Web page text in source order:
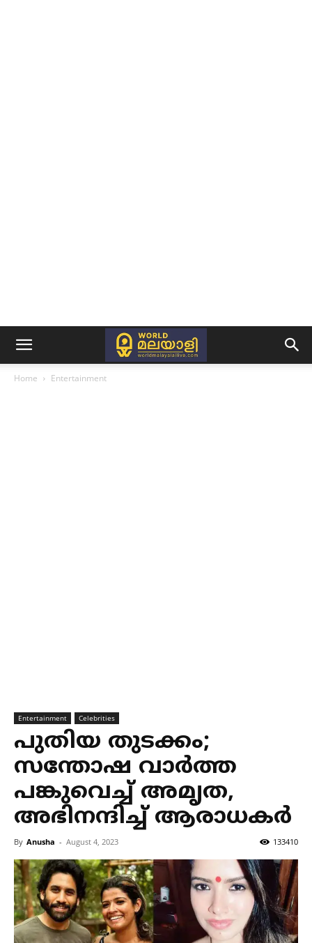
Home Entertainment
Entertainment Celebrities
പുതിയ തുടക്കം;
സന്തോഷ വാര്‍ത്ത
പങ്കുവെച്ച് അമൃത,
അഭിനന്ദിച്ച് ആരാധകര്‍
By Anusha - August 4, 2023 133410